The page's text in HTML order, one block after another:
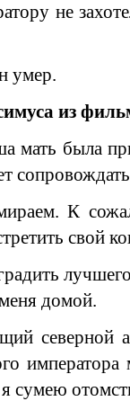
не
умер.
из
мать была
К
свой
домой.
северной
сумею